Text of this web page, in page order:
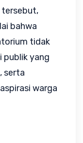
tersebut,
bahwa
tidak
publik yang
serta
warga